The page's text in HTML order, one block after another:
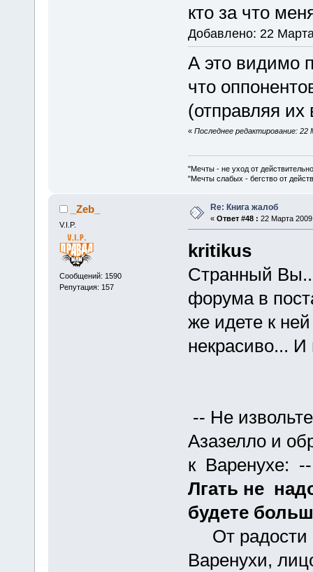
кто за что
Добавлено: 22
А это видимо
что
(отправляя
« Последнее редактирование:
"Мечты - не уход от
"Мечты слабых - бегство от
_Zeb_
V.I.P.
Сообщений: 1590
Репутация: 157
Re: Книга жалоб
« Ответ #48 : 22 Марта
kritikus
Странный
форума в
же идете к
некрасиво...
-- Не
Азазелло и
к Варенухе:
Лгать не
будете
От радости
Варенухи,